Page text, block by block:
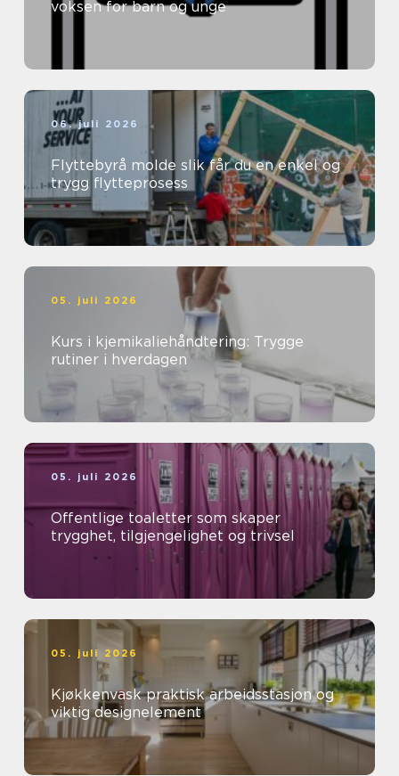
voksen for barn og unge
06. juli 2026
Flyttebyrå molde slik får du en enkel og
trygg flytteprosess
05. juli 2026
Kurs i kjemikaliehåndtering: Trygge
rutiner i hverdagen
05. juli 2026
Offentlige toaletter som skaper
trygghet, tilgjengelighet og trivsel
05. juli 2026
Kjøkkenvask praktisk arbeidsstasjon og
viktig designelement